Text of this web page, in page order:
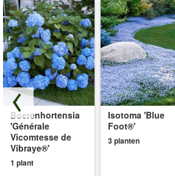
Boerenhortensia
'Générale
Vicomtesse de
Vibraye®'
1 plant
Isotoma 'Blue
Foot®'
3 planten